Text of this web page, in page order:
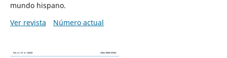
mundo hispano.
Ver revista
Número actual